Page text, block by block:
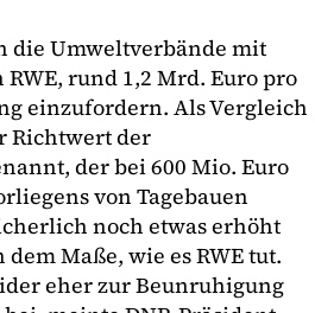
die Umweltverbände mit
rund 1,2 Mrd. Euro pro
einzufordern. Als Vergleich
Richtwert der
der bei 600 Mio. Euro
von Tagebauen
noch etwas erhöht
Maße, wie es RWE tut.
eher zur Beunruhigung